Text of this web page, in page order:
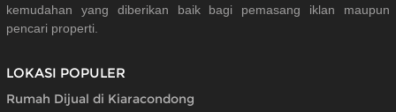
kemudahan yang diberikan baik bagi pemasang iklan maupun
pencari properti.
LOKASI POPULER
Rumah Dijual di Kiaracondong